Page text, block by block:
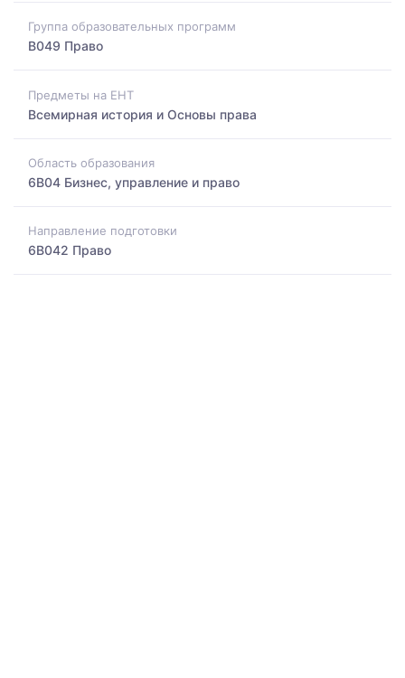
Группа образовательных программ
B049 Право
Предметы на ЕНТ
Всемирная история и Основы права
Область образования
6B04 Бизнес, управление и право
Направление подготовки
6B042 Право